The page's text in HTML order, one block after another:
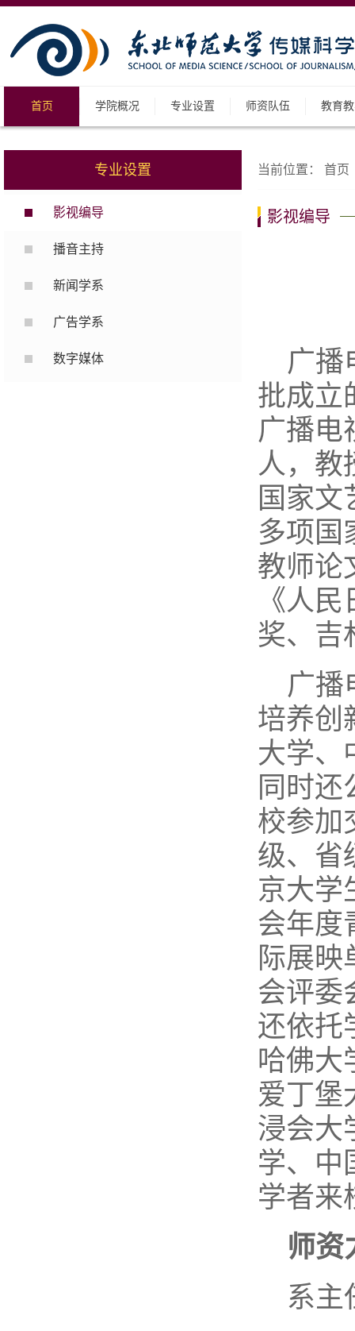
首页 学院概况 专业设置 师资队伍 教育
专业设置
影视编导
播音主持
新闻学系
广告学系
数字媒体
当前位置： 首页
影视编导
广播
批成立
广播电
人，教
国家文
多项国
教师论
《人
奖、吉
广播
培养创
大学、
同时
校参加
级、省
京大学
会年度
际展映
会评委
还依托
哈佛大
爱丁堡
浸会大
学、中
学者来
师资
系主